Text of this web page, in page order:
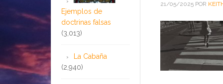
21/05/2025 POR
Ejemplos de
doctrinas falsas
(3,013)
La Cabaña
(2,940)